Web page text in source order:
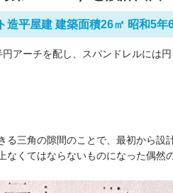
平屋建 建築面積26㎡ 昭和5年6
アーチを配し、スパンドレルには
る三角の隙間のことで、最初から設
くてはならないものになった偶然の